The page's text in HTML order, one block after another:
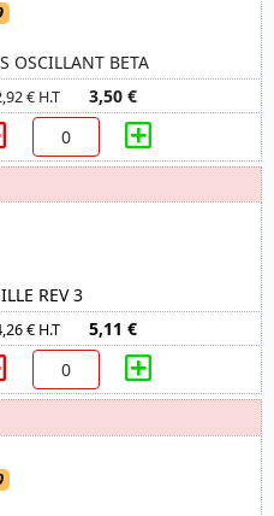
OSCILLANT BETA
€ H.T 3,50 €
REV 3
€ H.T 5,11 €